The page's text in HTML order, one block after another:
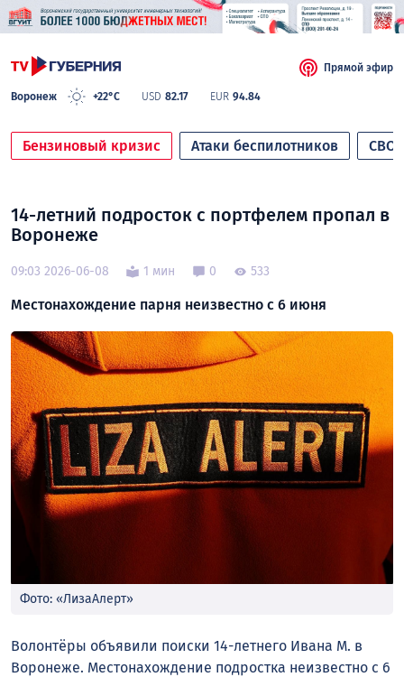
Воронеж +22°C USD 82.17 EUR 94.84
Прямой эфир
Бензиновый кризис Атаки беспилотников СВО
14-летний подросток с портфелем пропал в
Воронеже
09:03 2026-06-08 1 мин 0 533
Местонахождение парня неизвестно с 6 июня
Фото: «ЛизаАлерт»
Волонтёры объявили поиски 14-летнего Ивана М. в
Воронеже. Местонахождение подростка неизвестно с 6